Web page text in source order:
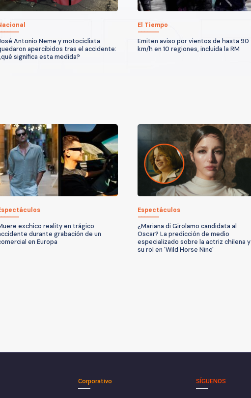
Antonio Neme y motociclista
apercibidos tras el accidente:
significa esta medida?
El Tiempo
Emiten aviso por vientos de hasta 90
km/h en 10 regiones, incluida la RM
exchico reality en trágico
durante grabación de un
en Europa
Espectáculos
¿Mariana di Girolamo candidata al
Oscar? La predicción de medio
especializado sobre la actriz chilena y
su rol en 'Wild Horse Nine'
Corporativo SÍGUENOS